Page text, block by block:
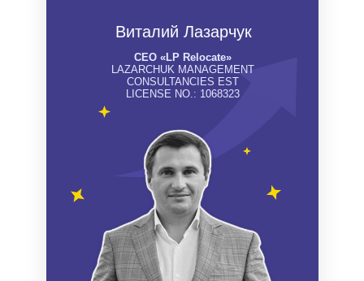
СЕО «LP Relocate»
LAZARCHUK MANAGEMENT
CONSULTANCIES EST
LICENSE NO.: 1068323
Виталий Лазарчук